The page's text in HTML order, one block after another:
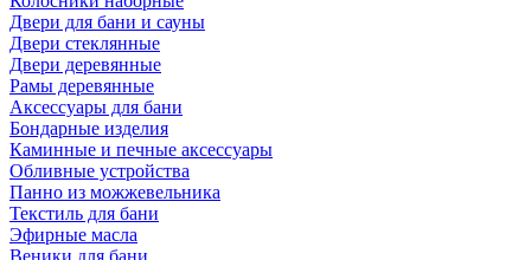
Двери для бани и сауны
Двери стеклянные
Двери деревянные
Рамы деревянные
Аксессуары для бани
Бондарные изделия
Каминные и печные аксессуары
Обливные устройства
Панно из можжевельника
Текстиль для бани
Эфирные масла
Веники для бани